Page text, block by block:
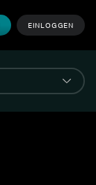
EINLOGGEN